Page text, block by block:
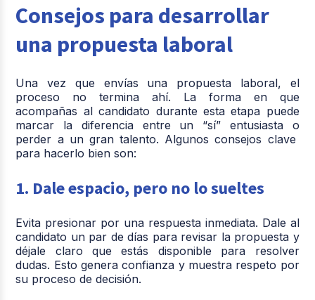
Consejos para desarrollar
una propuesta laboral
Una vez que envías una propuesta laboral, el
proceso no termina ahí. La forma en que
acompañas al candidato durante esta etapa puede
marcar la diferencia entre un “sí” entusiasta o
perder a un gran talento. Algunos consejos clave
para hacerlo bien son:
1. Dale espacio, pero no lo sueltes
Evita presionar por una respuesta inmediata. Dale al
candidato un par de días para revisar la propuesta y
déjale claro que estás disponible para resolver
dudas. Esto genera confianza y muestra respeto por
su proceso de decisión.